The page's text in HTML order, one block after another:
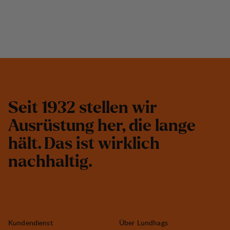
Seit 1932 stellen wir
Ausrüstung her, die lange
hält. Das ist wirklich
nachhaltig.
Kundendienst Über Lundhags